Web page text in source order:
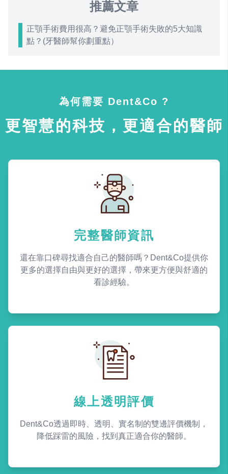
推薦文章
正顎手術費用很高？避免正顎手術失敗的5大知識
點？(牙醫師幫你劃重點）
為何需要 Dent&Co ?
更智慧的科技，更適合的醫師
完整醫師資訊
還在靠口碑尋找適合自己的醫師嗎？Dent&Co提供你
更多的選擇自由與更好的選擇，帶來更方便與舒適的
看診經驗。
線上透明評價
Dent&Co透過即時、透明、實名制的雙邊評價機制，
降低踩雷的風險，找到真正適合你的醫師。